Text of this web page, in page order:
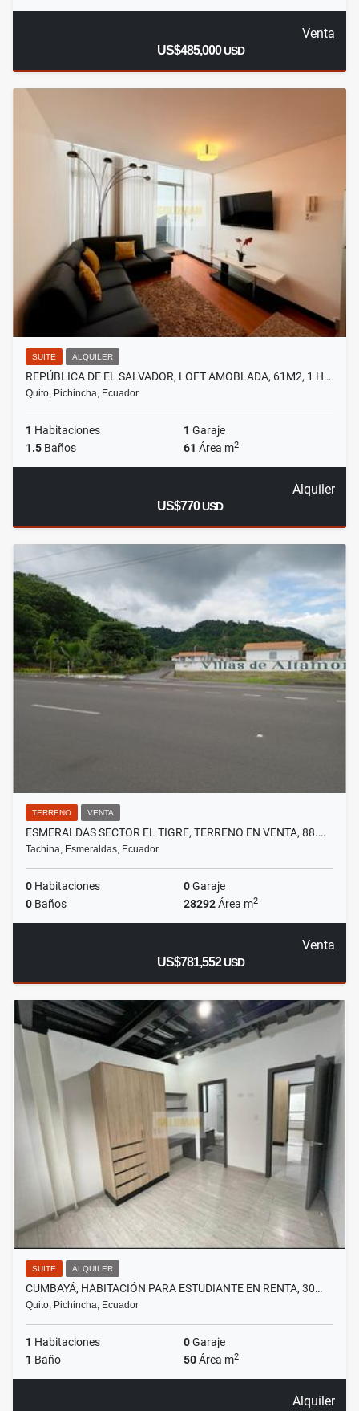
Venta
US$485,000USD
SUITE ALQUILER
REPÚBLICA DE EL SALVADOR, LOFT AMOBLADA, 61M2, 1 H…
Quito, Pichincha, Ecuador
1 Habitaciones 1 Garaje
1.5 Baños 61 Área m2
Alquiler
US$770USD
TERRENO VENTA
ESMERALDAS SECTOR EL TIGRE, TERRENO EN VENTA, 88.…
Tachina, Esmeraldas, Ecuador
0 Habitaciones 0Garaje
0 Baños 28292Área m2
Venta
US$781,552USD
SUITE ALQUILER
CUMBAYÁ, HABITACIÓN PARA ESTUDIANTE EN RENTA, 30…
Quito, Pichincha, Ecuador
1 Habitaciones 0Garaje
1 Baño 50Área m2
Alquiler